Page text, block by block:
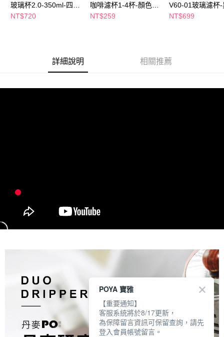
【注意事項】
１．透過由恩沛科技股份有限公司提供之「AFTEE先享後付」服務完成之交
３．未成年的使用者請事先徵得法定代理人或監護人之同意方可使用
「AFTEE先享後付」，若未經同意申辦者引起之損失，本公司不負相關責
４．使用「AFTEE先享後付」時，將依據個別帳號之用戶狀況，依本公司即
玻璃杯2.0-350ml-四色
任選
NT$720
咖啡濾杯1-4杯-顏色隨
機出貨
NT$259
V60-01玻璃濾杯-
+濾紙110張
NT$699
詳細說明 相關推薦
POYA 寶雅
【重要通知】
客服系統將於8/17更新，
為保障留言資訊可保留查詢，請先
登入會員帳號留言。